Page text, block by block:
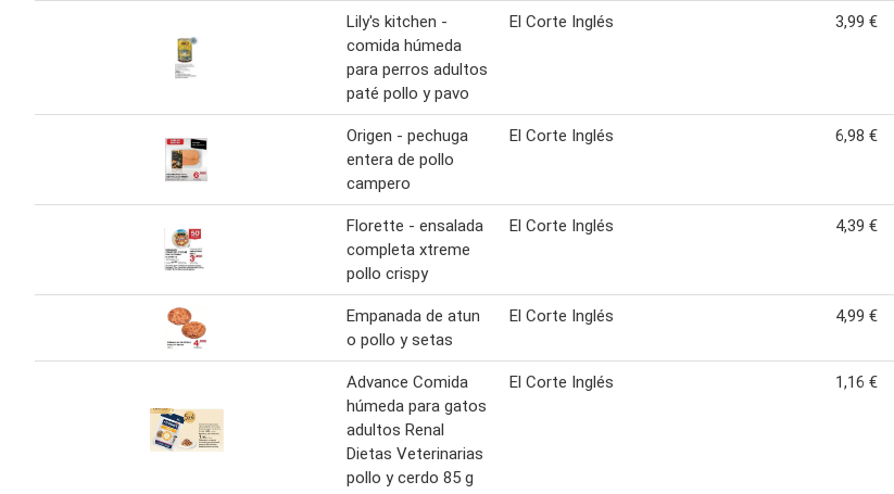
Lily's kitchen -
comida húmeda
para perros adultos
paté pollo y pavo
El Corte Inglés 3,99 €
Origen - pechuga
entera de pollo
campero
El Corte Inglés 6,98 €
Florette - ensalada
completa xtreme
pollo crispy
El Corte Inglés 4,39 €
Empanada de atun
o pollo y setas
El Corte Inglés 4,99 €
Advance Comida
húmeda para gatos
adultos Renal
Dietas Veterinarias
pollo y cerdo 85 g
El Corte Inglés 1,16 €